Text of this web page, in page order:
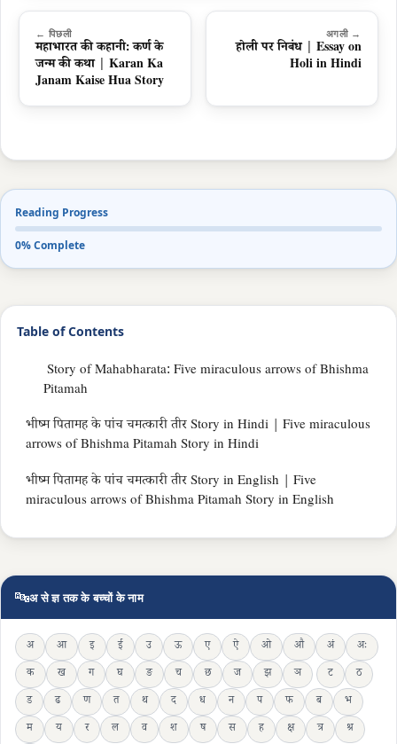
← पिछली
महाभारत की कहानी: कर्ण के
जन्म की कथा | Karan Ka
Janam Kaise Hua Story
अगली →
होली पर निबंध | Essay on
Holi in Hindi
Reading Progress
0% Complete
Table of Contents
Story of Mahabharata: Five miraculous arrows of Bhishma
Pitamah
भीष्म पितामह के पांच चमत्कारी तीर Story in Hindi | Five miraculous
arrows of Bhishma Pitamah Story in Hindi
भीष्म पितामह के पांच चमत्कारी तीर Story in English | Five
miraculous arrows of Bhishma Pitamah Story in English
🔤अ से ज्ञ तक के बच्चों के नाम
अ आ इ ई उ ऊ ए ऐ ओ औ अं
अः
क
ख ग घ ङ च छ ज झ ञ ट
ठ
ड
ढ ण त थ द ध न प फ ब
भ
म
य र ल व श ष स ह क्ष त्र श्र